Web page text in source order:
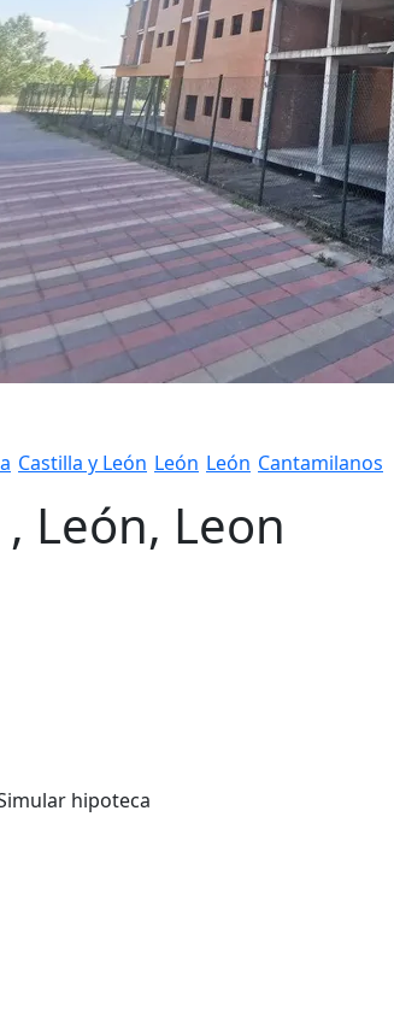
Castilla y León León León Cantamilanos
León, Leon
hipoteca